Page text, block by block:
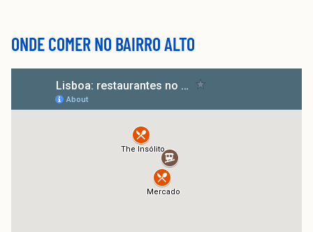
ONDE COMER NO BAIRRO ALTO